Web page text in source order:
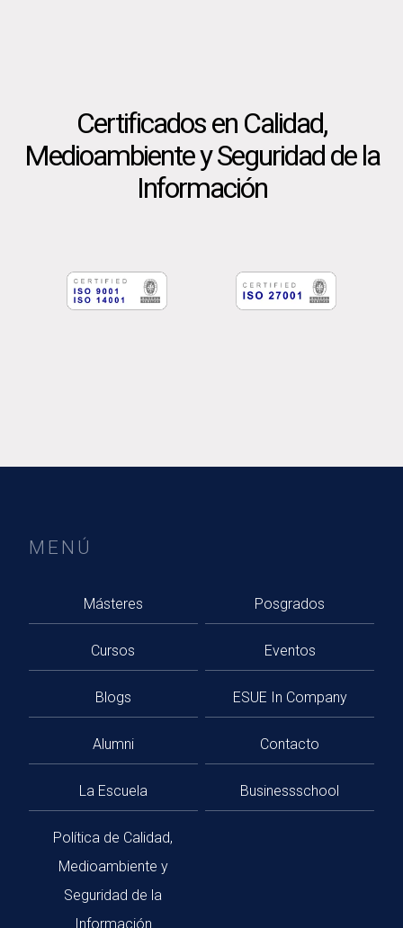
Certificados en Calidad,
Medioambiente y Seguridad de la
Información
MENÚ
Másteres Posgrados
Cursos Eventos
Blogs ESUE In Company
Alumni Contacto
La Escuela Businessschool
Política de Calidad,
Medioambiente y
Seguridad de la
Información